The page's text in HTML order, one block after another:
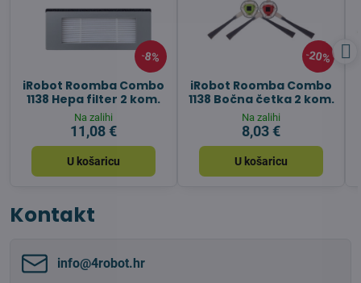
8%
iRobot Roomba Combo
1138 Hepa filter 2 kom.
Na zalihi
11,08 €
U košaricu
20%
iRobot Roomba Combo
1138 Bočna četka 2 kom.
Na zalihi
8,03 €
U košaricu
Kontakt
info​@4robot​.hr